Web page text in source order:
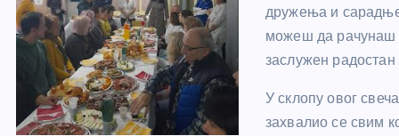
дружења и
можеш да рачунаш
заслужен
У склопу овог
захвалио се свим